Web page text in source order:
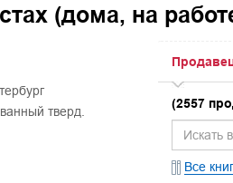
(дома, на
тверд.
(2557
Все